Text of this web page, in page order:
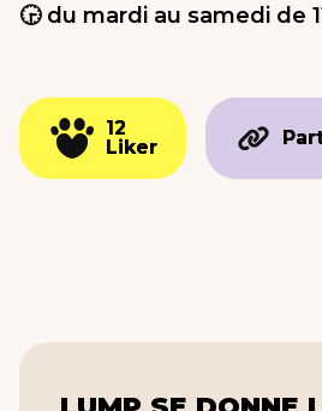
🕞 du mardi au samedi de
12
Liker
12
Liker